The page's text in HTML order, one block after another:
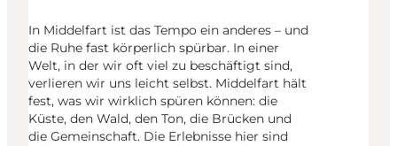
In Middelfart ist das Tempo ein anderes – und
die Ruhe fast körperlich spürbar. In einer
Welt, in der wir oft viel zu beschäftigt sind,
verlieren wir uns leicht selbst. Middelfart hält
fest, was wir wirklich spüren können: die
Küste, den Wald, den Ton, die Brücken und
die Gemeinschaft. Die Erlebnisse hier sind